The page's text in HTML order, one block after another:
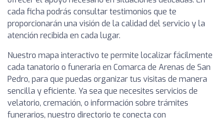
cada ficha podrás consultar testimonios que te
proporcionarán una visión de la calidad del servicio y la
atención recibida en cada lugar.
Nuestro mapa interactivo te permite localizar fácilmente
cada tanatorio o funeraria en Comarca de Arenas de San
Pedro, para que puedas organizar tus visitas de manera
sencilla y eficiente. Ya sea que necesites servicios de
velatorio, cremación, o información sobre trámites
funerarios, nuestro directorio te conecta con